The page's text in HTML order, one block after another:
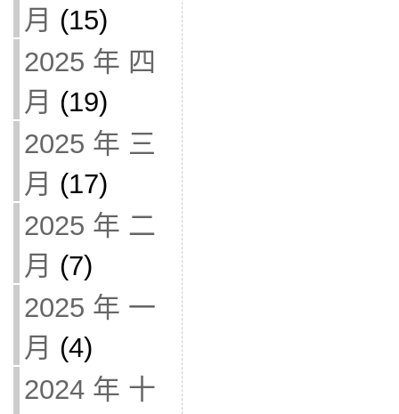
月 (15)
2025 年 四
月 (19)
2025 年 三
月 (17)
2025 年 二
月 (7)
2025 年 一
月 (4)
2024 年 十